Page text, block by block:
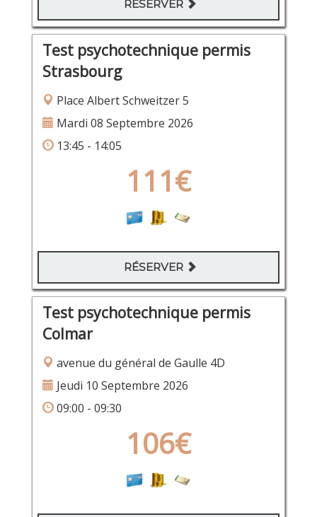
RÉSERVER
Test psychotechnique permis
Strasbourg
Place Albert Schweitzer 5
Mardi 08 Septembre 2026
13:45 - 14:05
111€
RÉSERVER
Test psychotechnique permis
Colmar
avenue du général de Gaulle 4D
Jeudi 10 Septembre 2026
09:00 - 09:30
106€